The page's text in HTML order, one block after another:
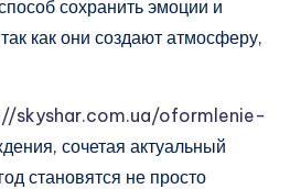
сохранить эмоции и
как они создают атмосферу,
skyshar.com.ua/oformlenie-
сочетая актуальный
становятся не просто